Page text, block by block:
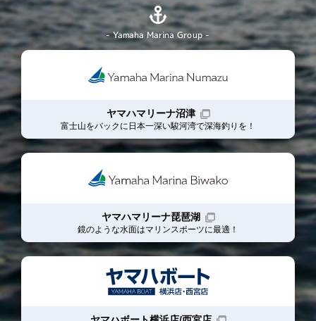
- Yamaha Marina Group -
ヤマハマリーナ沼津
富士山をバックに日本一深い駿河湾で深海釣りを！
ヤマハマリーナ琵琶湖
鏡のような水面はマリンスポーツに最適！